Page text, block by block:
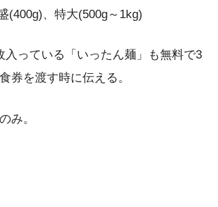
(400g)、特大(500g～1kg)
入っている「いったん麺」も無料で3
券を渡す時に伝える。
み。